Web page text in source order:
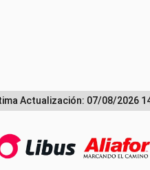
Actualización: 07/08/2026